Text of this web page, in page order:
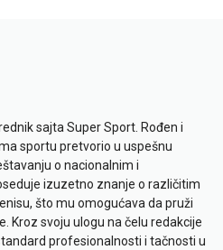
sajta Super Sport. Rođen i
sportu pretvorio u uspešnu
o nacionalnim i
izuzetno znanje o različitim
što mu omogućava da pruži
Kroz svoju ulogu na čelu redakcije
profesionalnosti i tačnosti u